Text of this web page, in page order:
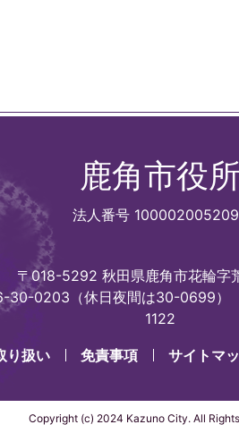
鹿角市役所
法人番号
〒018-5292 秋田県鹿角市花輪字
30-0203（休日夜間は30-0699）
1122
り扱い 免責事項 サイトマ
Copyright (c) 2024 Kazuno City. All